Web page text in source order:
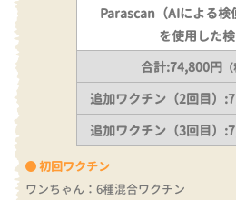
初回ワクチン
ワンちゃん：6種混合ワクチン
Parascan（AIによる検
を使用した
合計:74,800円
追加ワクチン（2回目）
追加ワクチン（3回目）